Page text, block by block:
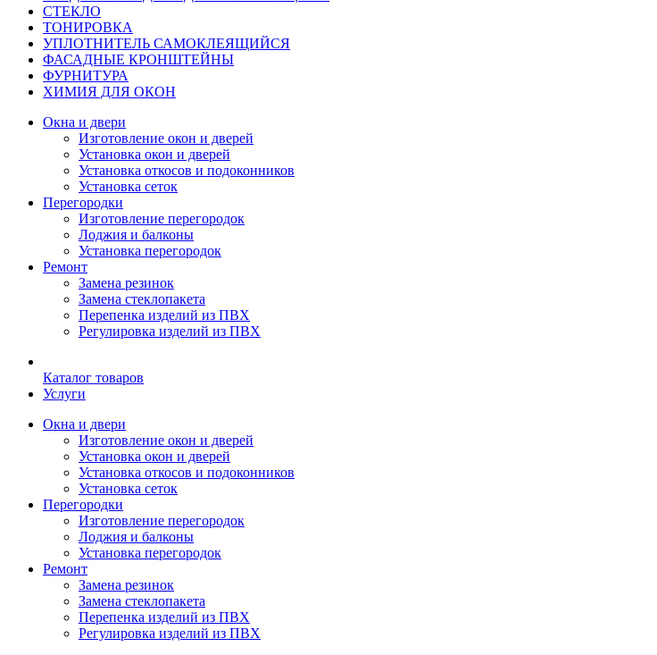
СТЕКЛО
ТОНИРОВКА
УПЛОТНИТЕЛЬ САМОКЛЕЯЩИЙСЯ
ФАСАДНЫЕ КРОНШТЕЙНЫ
ФУРНИТУРА
ХИМИЯ ДЛЯ ОКОН
Окна и двери
Изготовление окон и дверей
Установка окон и дверей
Установка откосов и подоконников
Установка сеток
Перегородки
Изготовление перегородок
Лоджия и балконы
Установка перегородок
Ремонт
Замена резинок
Замена стеклопакета
Перепенка изделий из ПВХ
Регулировка изделий из ПВХ
Каталог товаров
Услуги
Окна и двери
Изготовление окон и дверей
Установка окон и дверей
Установка откосов и подоконников
Установка сеток
Перегородки
Изготовление перегородок
Лоджия и балконы
Установка перегородок
Ремонт
Замена резинок
Замена стеклопакета
Перепенка изделий из ПВХ
Регулировка изделий из ПВХ